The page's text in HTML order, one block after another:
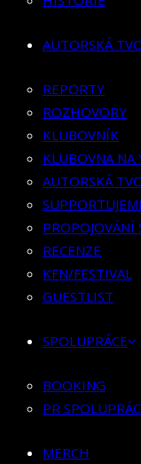
KLUBOVNA NA
SUPPORTUJEME
PROPOJOVÁNÍ
RECENZE
KFN/FESTIVAL
GUESTLIST
SPOLUPRÁCE
BOOKING
PR SPOLUPRÁCE
MERCH
AUTORSKÁ
REPORTY
ROZHOVORY
KLUBOVNÍK
KLUBOVNA NA
AUTORSKÁ
PROPOJOVÁNÍ
RECENZE
KFN/FESTIVAL
GUESTLIST
SPOLUPRÁCE
BOOKING
PR
MERCH